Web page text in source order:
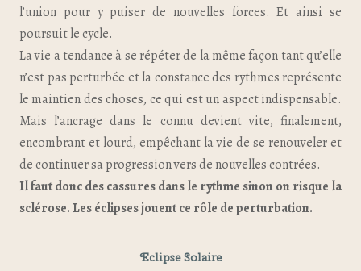
l’union pour y puiser de nouvelles forces. Et ainsi se
poursuit le cycle.
La vie a tendance à se répéter de la même façon tant qu’elle
n’est pas perturbée et la constance des rythmes représente
le maintien des choses, ce qui est un aspect indispensable.
Mais l’ancrage dans le connu devient vite, finalement,
encombrant et lourd, empêchant la vie de se renouveler et
de continuer sa progression vers de nouvelles contrées.
Il faut donc des cassures dans le rythme sinon on risque la
sclérose. Les éclipses jouent ce rôle de perturbation.
Eclipse Solaire